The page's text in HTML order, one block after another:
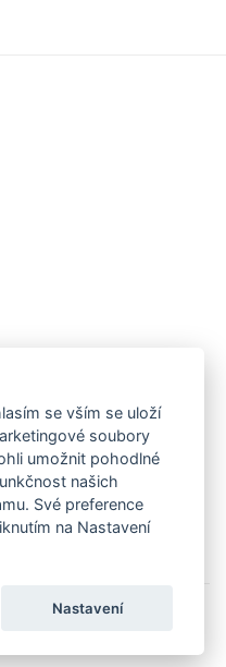
1400 ml
Kč
se vším se uloží
soubory
umožnit pohodlné
našich
Své preference
na Nastavení
Nastavení